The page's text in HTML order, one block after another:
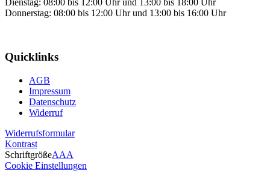
Dienstag: 08:00 bis 12:00 Uhr und 13:00 bis 18:00 Uhr
Donnerstag: 08:00 bis 12:00 Uhr und 13:00 bis 16:00 Uhr
Quicklinks
AGB
Impressum
Datenschutz
Widerruf
Widerrufsformular
Kontrast
SchriftgrößeAAA
Cookie Einstellungen